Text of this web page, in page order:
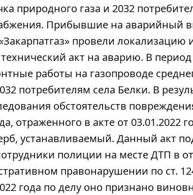
природного газа и 2032
Прибывшие на аварийный
провели
акт на аварию. В
работы на газопроводе
потребителям села Белки. В
обстоятельств
отраженного в акте от 03.01.2022
устанавливаемый. Данный акт
полиции на месте ДТП в
правонарушении по ст.
года по делу оно признано